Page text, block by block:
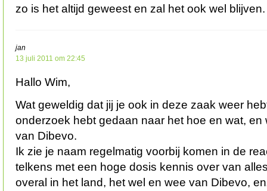
zo is het altijd geweest en zal het ook wel blijven.
jan
13 juli 2011 om 22:45
Hallo Wim,
Wat geweldig dat jij je ook in deze zaak weer
onderzoek hebt gedaan naar het hoe en wat, en
van Dibevo.
Ik zie je naam regelmatig voorbij komen in de
telkens met een hoge dosis kennis over van
overal in het land, het wel en wee van Dibevo,